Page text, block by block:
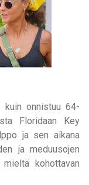
kuin onnistuu 64-
Floridaan Key
ja sen aikana
ja meduusojen
kohottavan